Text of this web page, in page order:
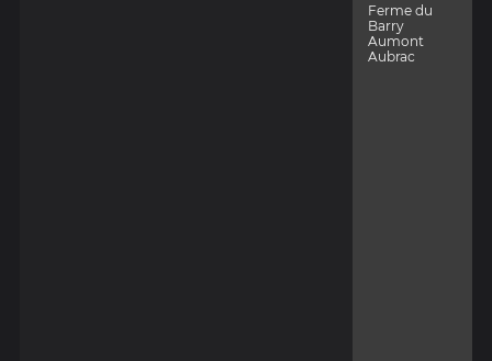
Ferme du
Barry
Aumont
Aubrac